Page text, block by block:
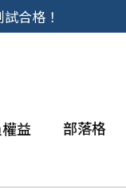
合格！
益 部落格